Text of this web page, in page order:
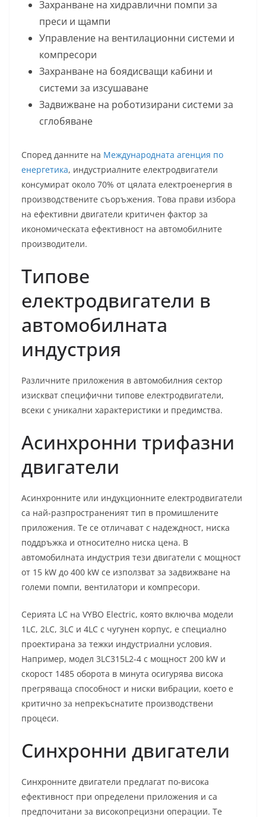
Захранване на хидравлични помпи за
преси и щампи
Управление на вентилационни системи и
компресори
Захранване на боядисващи кабини и
системи за изсушаване
Задвижване на роботизирани системи за
сглобяване
Според данните на Международната агенция по
енергетика, индустриалните електродвигатели
консумират около 70% от цялата електроенергия в
производствените съоръжения. Това прави избора
на ефективни двигатели критичен фактор за
икономическата ефективност на автомобилните
производители.
Типове
електродвигатели в
автомобилната
индустрия
Различните приложения в автомобилния сектор
изискват специфични типове електродвигатели,
всеки с уникални характеристики и предимства.
Асинхронни трифазни
двигатели
Асинхронните или индукционните електродвигатели
са най-разпространеният тип в промишлените
приложения. Те се отличават с надеждност, ниска
поддръжка и относително ниска цена. В
автомобилната индустрия тези двигатели с мощност
от 15 kW до 400 kW се използват за задвижване на
големи помпи, вентилатори и компресори.
Серията LC на VYBO Electric, която включва модели
1LC, 2LC, 3LC и 4LC с чугунен корпус, е специално
проектирана за тежки индустриални условия.
Например, модел 3LC315L2-4 с мощност 200 kW и
скорост 1485 оборота в минута осигурява висока
прегряваща способност и ниски вибрации, което е
критично за непрекъснатите производствени
процеси.
Синхронни двигатели
Синхронните двигатели предлагат по-висока
ефективност при определени приложения и са
предпочитани за високопрецизни операции. Те